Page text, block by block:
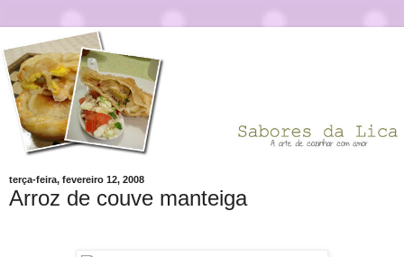
terça-feira, fevereiro 12, 2008
Arroz de couve manteiga